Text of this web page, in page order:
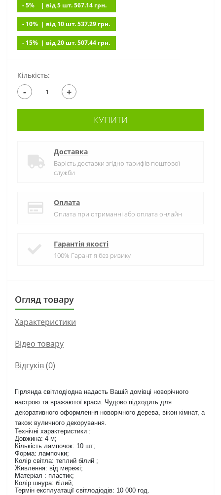
- 5% | вiд 5 шт. 567.14 грн.
- 10% | вiд 10 шт. 537.29 грн.
- 15% | вiд 20 шт. 507.44 грн.
Кількість:
- +
КУПИТИ
Доставка
Варість доставки згідно тарифів поштової
служби
Оплата
Оплата при отриманні або оплата онлайн
Гарантія якості
100% Гарантія без ризику
Огляд товару
Характеристики
Вiдео товару
Відгуків (0)
Гірлянда світлодіодна надасть Вашій домівці новорічного
настрою та вражаютої краси. Чудово підходить для
декоративного оформлення новорічного дерева, вікон кімнат, а
також вуличного декорування.
Технічні характеристики :
Довжина: 4 м;
Кількість лампочок: 10 шт;
Форма: лампочки;
Колір світла: теплий білий ;
Живлення: від мережі;
Матеріал : пластик;
Колір шнура: білий;
Термін експлуатації світлодіодів: 10 000 год.